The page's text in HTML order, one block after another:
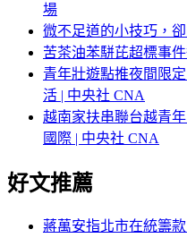
場
微不足道的小技巧，
苦茶油苯駢芘超標事
青年壯遊點推夜間限
活 | 中央社 CNA
越南家扶串聯台越青
國際 | 中央社 CNA
好文推薦
蔣萬安指北市在統籌